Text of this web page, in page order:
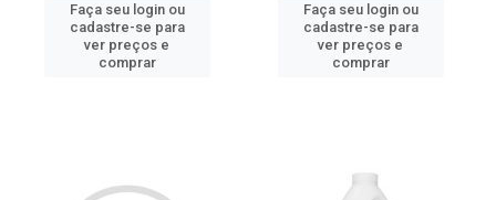
Faça seu login ou
cadastre-se para
ver preços e
comprar
Faça seu login ou
cadastre-se para
ver preços e
comprar